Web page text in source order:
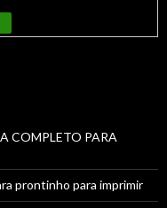
COMPLETO PARA
prontinho para imprimir